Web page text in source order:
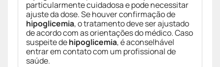
particularmente cuidadosa e pode necessitar
ajuste da dose. Se houver confirmação de
hipoglicemia, o tratamento deve ser ajustado
de acordo com as orientações do médico. Caso
suspeite dehipoglicemia, é aconselhável
entrar em contato com um profissional de
saúde.